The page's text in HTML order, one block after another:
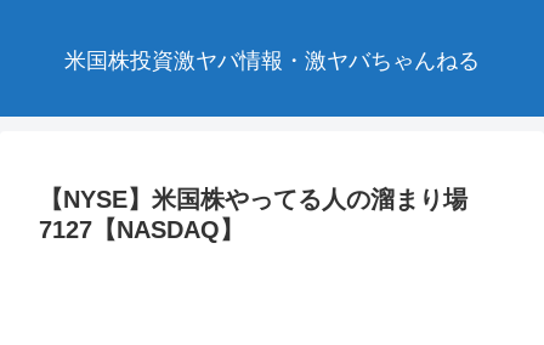
米国株投資激ヤバ情報・激ヤバちゃんねる
【NYSE】米国株やってる人の溜まり場
7127【NASDAQ】